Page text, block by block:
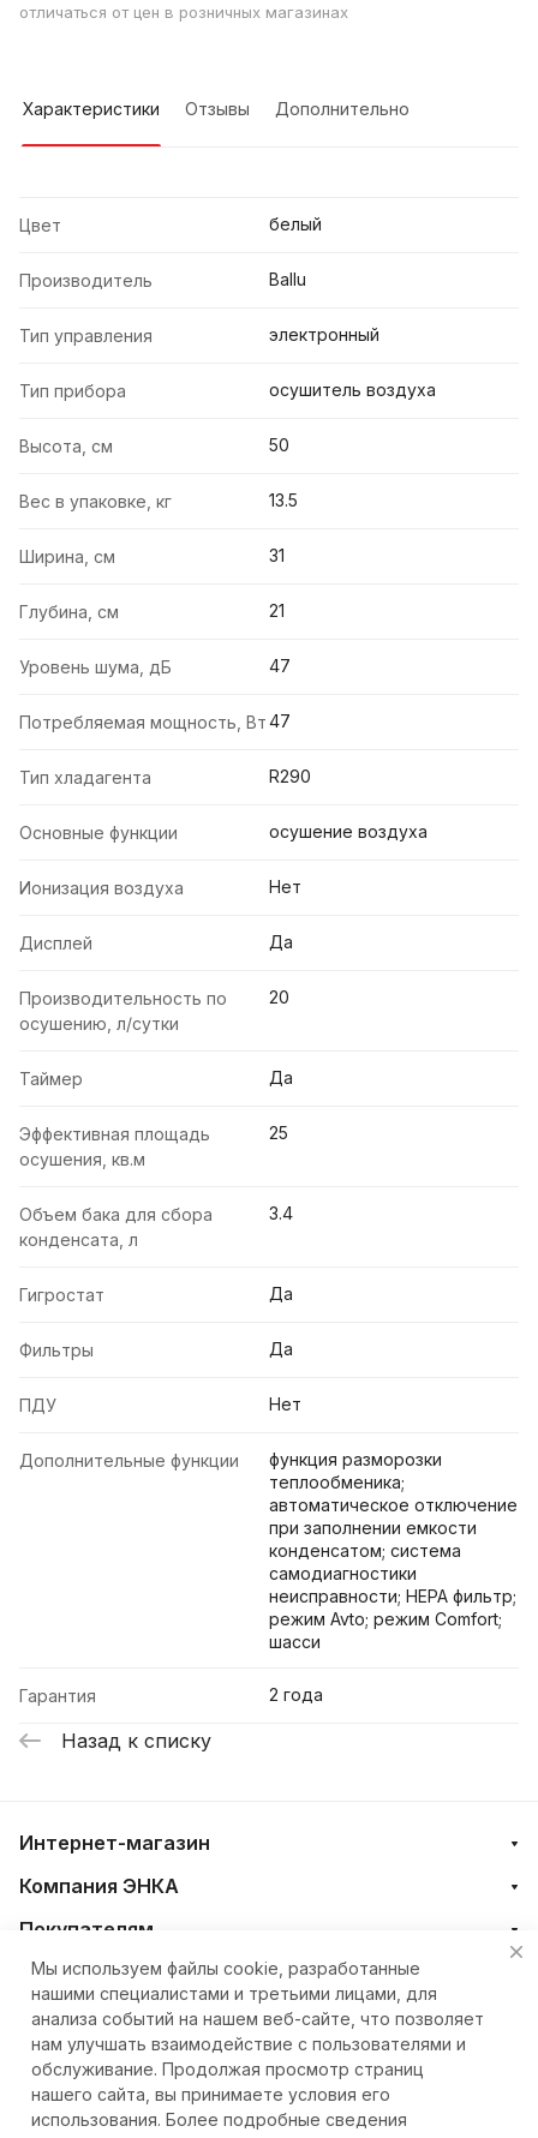
отличаться от цен в розничных магазинах
Характеристики Отзывы Дополнительно
Цвет белый
Производитель Ballu
Тип управления электронный
Тип прибора осушитель воздуха
Высота, см 50
Вес в упаковке, кг 13.5
Ширина, см 31
Глубина, см 21
Уровень шума, дБ 47
Потребляемая мощность, Вт47
Тип хладагента R290
Основные функции осушение воздуха
Ионизация воздуха Нет
Дисплей Да
Производительность по
осушению, л/сутки
20
Таймер Да
Эффективная площадь
осушения, кв.м
25
Объем бака для сбора
конденсата, л
3.4
Гигростат Да
Фильтры Да
ПДУ Нет
Дополнительные функции
функция разморозки
теплообменика;
автоматическое отключение
при заполнении емкости
конденсатом; система
самодиагностики
неисправности; HEPA фильтр;
режим Avto; режим Comfort;
шасси
Гарантия 2 года
Назад к списку
Интернет-магазин
Компания ЭНКА
Покупателям
+7 (4212) 23-33-33
eshop@nkteh.ru
Мы используем файлы cookie, разработанные
нашими специалистами и третьими лицами, для
анализа событий на нашем веб-сайте, что позволяет
нам улучшать взаимодействие с пользователями и
обслуживание. Продолжая просмотр страниц
нашего сайта, вы принимаете условия его
использования. Более подробные сведения